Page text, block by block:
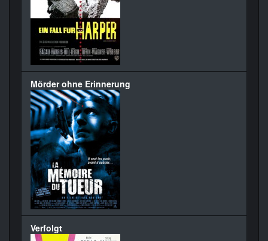
Mörder ohne Erinnerung
Verfolgt